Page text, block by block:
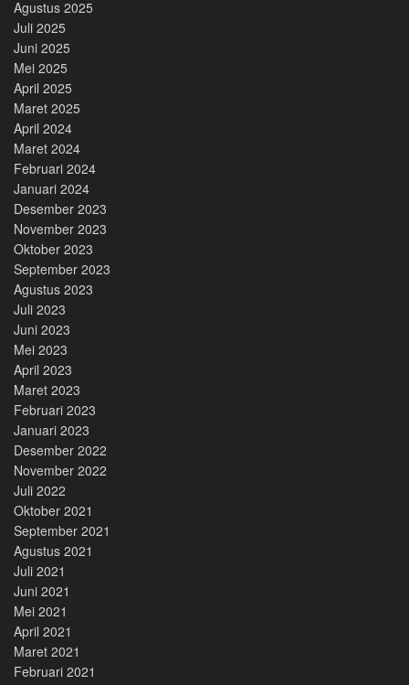
Agustus 2025
Juli 2025
Juni 2025
Mei 2025
April 2025
Maret 2025
April 2024
Maret 2024
Februari 2024
Januari 2024
Desember 2023
November 2023
Oktober 2023
September 2023
Agustus 2023
Juli 2023
Juni 2023
Mei 2023
April 2023
Maret 2023
Februari 2023
Januari 2023
Desember 2022
November 2022
Juli 2022
Oktober 2021
September 2021
Agustus 2021
Juli 2021
Juni 2021
Mei 2021
April 2021
Maret 2021
Februari 2021